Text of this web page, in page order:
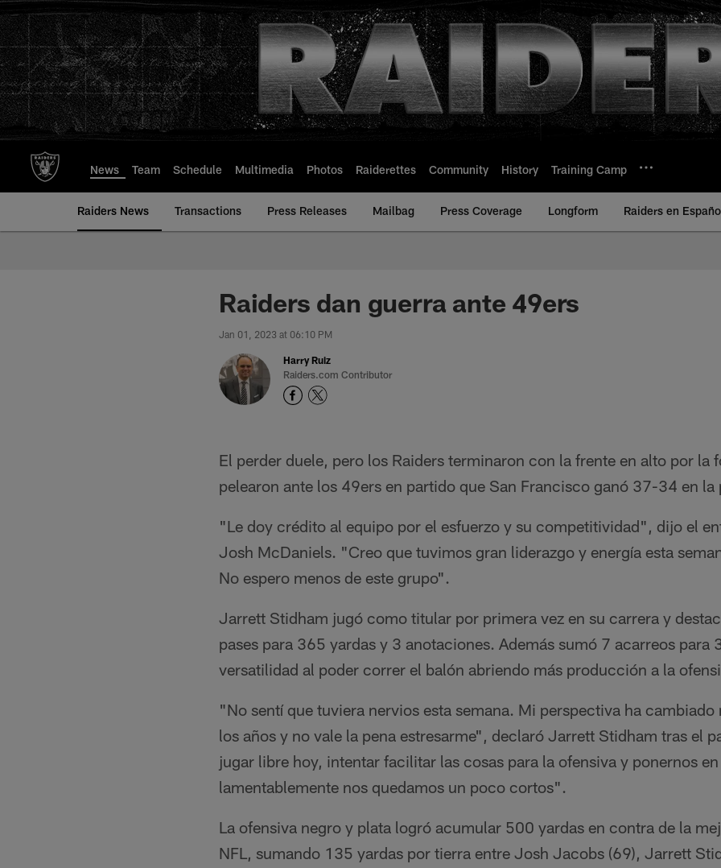
to
main
content
News Team Schedule Multimedia Photos Raiderettes Community History Training Camp
Raiders News Transactions Press Releases Mailbag Press Coverage Longform Raiders en
Raiders dan guerra ante 49ers
Jan 01, 2023 at 06:10 PM
Harry Ruiz
Raiders.com Contributor
El perder duele, pero los Raiders terminaron con la frente en alto por la
pelearon ante los 49ers en partido que San Francisco ganó 37-34 en la
"Le doy crédito al equipo por el esfuerzo y su competitividad", dijo el
Josh McDaniels. "Creo que tuvimos gran liderazgo y energía esta
No espero menos de este grupo".
Jarrett Stidham jugó como titular por primera vez en su carrera y
pases para 365 yardas y 3 anotaciones. Además sumó 7 acarreos para
versatilidad al poder correr el balón abriendo más producción a la
"No sentí que tuviera nervios esta semana. Mi perspectiva ha
los años y no vale la pena estresarme", declaró Jarrett Stidham tras el
jugar libre hoy, intentar facilitar las cosas para la ofensiva y ponernos
lamentablemente nos quedamos un poco cortos".
La ofensiva negro y plata logró acumular 500 yardas en contra de la
NFL, sumando 135 yardas por tierra entre Josh Jacobs (69), Jarrett